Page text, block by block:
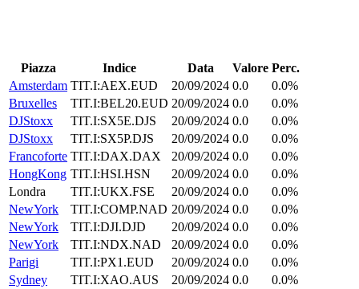
Piazza Indice Data Valore Perc.
Amsterdam TIT.I:AEX.EUD 20/09/2024 0.0
0.0%
Bruxelles
TIT.I:BEL20.EUD 20/09/2024 0.0
0.0%
DJStoxx
TIT.I:SX5E.DJS 20/09/2024 0.0
0.0%
DJStoxx
TIT.I:SX5P.DJS 20/09/2024 0.0
0.0%
Francoforte TIT.I:DAX.DAX 20/09/2024 0.0
0.0%
HongKong TIT.I:HSI.HSN 20/09/2024 0.0
0.0%
Londra
TIT.I:UKX.FSE 20/09/2024 0.0
0.0%
NewYork
TIT.I:COMP.NAD 20/09/2024 0.0
0.0%
NewYork
TIT.I:DJI.DJD 20/09/2024 0.0
0.0%
NewYork
TIT.I:NDX.NAD 20/09/2024 0.0
0.0%
Parigi
TIT.I:PX1.EUD 20/09/2024 0.0
0.0%
Sydney
TIT.I:XAO.AUS 20/09/2024 0.0
0.0%